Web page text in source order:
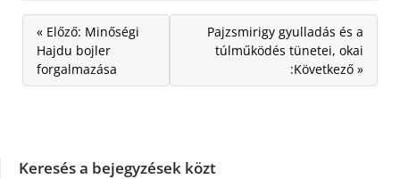
« Előző: Minőségi
Hajdu bojler
forgalmazása
Pajzsmirigy gyulladás és a
túlműködés tünetei, okai
:Következő »
Keresés a bejegyzések közt